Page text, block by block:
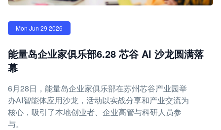
Mon Jun 29 2026
能量岛企业家俱乐部6.28 芯谷 AI 沙龙圆满落
幕
6月28日，能量岛企业家俱乐部在苏州芯谷产业园举
办AI智能体应用沙龙，活动以实战分享和产业交流为
核心，吸引了本地创业者、企业高管与科研人员参
与。